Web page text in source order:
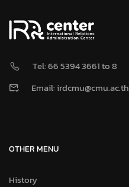
Tel: 66 5394 3661 to 8
Email: irdcmu@cmu.ac.th
OTHER MENU
History